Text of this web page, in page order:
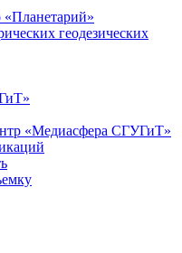
геодезических
«Медиасфера СГУГиТ»